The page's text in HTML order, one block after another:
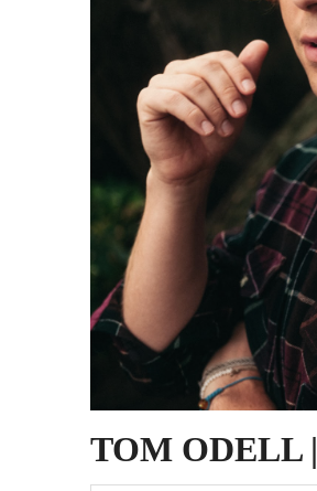
TOM ODELL |